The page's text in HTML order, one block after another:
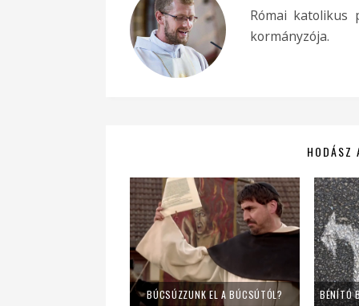
Római katolikus
kormányzója.
HODÁSZ
BÚCSÚZZUNK EL A BÚCSÚTÓL?